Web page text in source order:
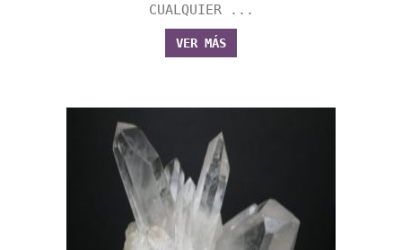
CUALQUIER ...
VER MÁS